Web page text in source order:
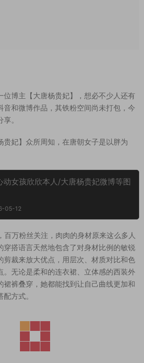
位博主【大唐杨贵妃】，想必不少人还有
音和微博作品，其铁粉空间尚未打包，今
。
贵妃】众所周知，在唐朝女子是以胖为
动女孩欣欣本人/大唐杨贵妃微博等图
05-12
万粉丝关注，肉肉的身材原来这么多人
穿搭语言天然地包含了对身材比例的敏锐
剪裁来放大优点，用层次、材质对比和色
。无论是柔和的连衣裙、立体感的西装外
裙裤叠穿，她都能找到让自己曲线更加和
方式。